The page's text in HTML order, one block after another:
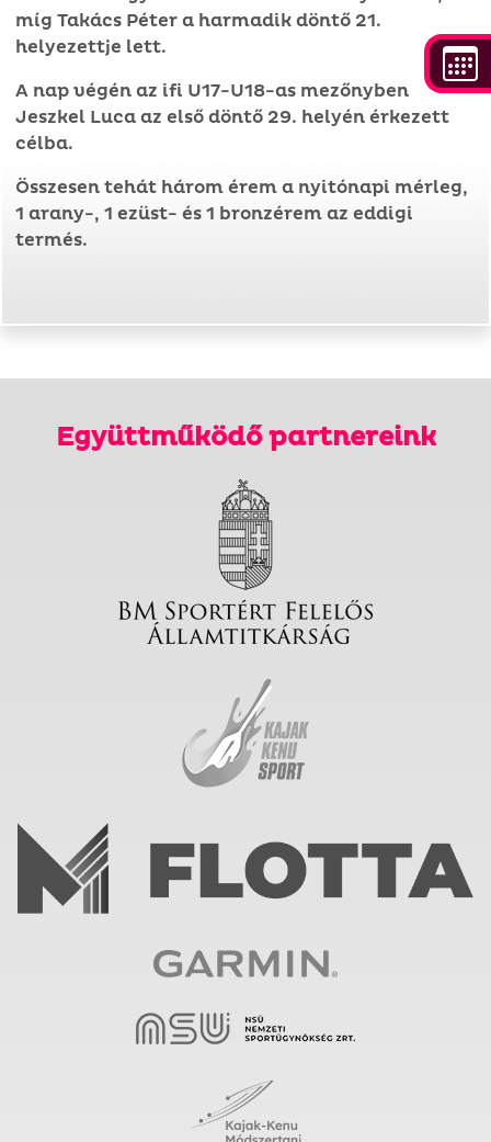
míg Takács Péter a harmadik döntő 21.
helyezettje lett.
A nap végén az ifi U17-U18-as mezőnyben
Jeszkel Luca az első döntő 29. helyén érkezett
célba.
Összesen tehát három érem a nyitónapi mérleg,
1 arany-, 1 ezüst- és 1 bronzérem az eddigi
termés.
Együttműködő partnereink